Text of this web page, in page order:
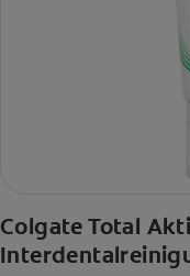
Colgate Total